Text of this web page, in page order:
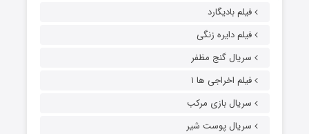
فیلم بادیگارد
فیلم دایره زنگی
سریال گنج مظفر
فیلم اخراجی ها ۱
سریال بازی مرکب
سریال پوست شیر